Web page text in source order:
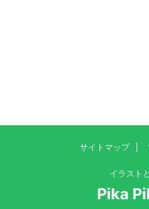
サイトマップ
イラスト
Pika